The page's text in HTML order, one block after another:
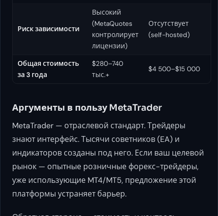
Риск зависимости
Высокий
(MetaQuotes
контролирует
лицензии)
Отсутствует
(self-hosted)
Общая стоимость
за 3 года
$280–740
тыс.+
$4 500–$15 000
Аргументы в пользу MetaTrader
MetaTrader — отраслевой стандарт. Трейдеры
знают интерфейс. Тысячи советников (EA) и
индикаторов созданы под него. Если ваш целевой
рынок — опытные розничные форекс-трейдеры,
уже использующие MT4/MT5, предложение этой
платформы устраняет барьер.